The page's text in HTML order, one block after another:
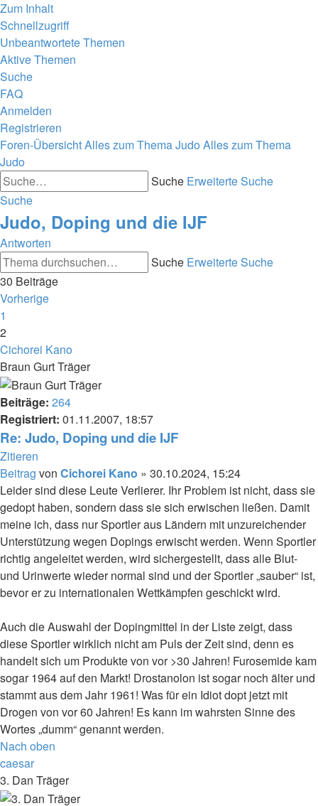
Zum Inhalt
Schnellzugriff
Unbeantwortete Themen
Aktive Themen
Suche
FAQ
Anmelden
Registrieren
Foren-ÜbersichtAlles zum Thema Judo Alles zum Thema
Judo
Suche Erweiterte Suche
Suche
Judo, Doping und die IJF
Antworten
Suche Erweiterte Suche
30 Beiträge
Vorherige
1
2
Cichorei Kano
Braun Gurt Träger
Beiträge: 264
Registriert: 01.11.2007, 18:57
Re: Judo, Doping und die IJF
Zitieren
Beitrag von Cichorei Kano » 30.10.2024, 15:24
Leider sind diese Leute Verlierer. Ihr Problem ist nicht, dass sie
gedopt haben, sondern dass sie sich erwischen ließen. Damit
meine ich, dass nur Sportler aus Ländern mit unzureichender
Unterstützung wegen Dopings erwischt werden. Wenn Sportler
richtig angeleitet werden, wird sichergestellt, dass alle Blut-
und Urinwerte wieder normal sind und der Sportler „sauber“ ist,
bevor er zu internationalen Wettkämpfen geschickt wird.
Auch die Auswahl der Dopingmittel in der Liste zeigt, dass
diese Sportler wirklich nicht am Puls der Zeit sind, denn es
handelt sich um Produkte von vor >30 Jahren! Furosemide kam
sogar 1964 auf den Markt! Drostanolon ist sogar noch älter und
stammt aus dem Jahr 1961! Was für ein Idiot dopt jetzt mit
Drogen von vor 60 Jahren! Es kann im wahrsten Sinne des
Wortes „dumm“ genannt werden.
Nach oben
caesar
3. Dan Träger